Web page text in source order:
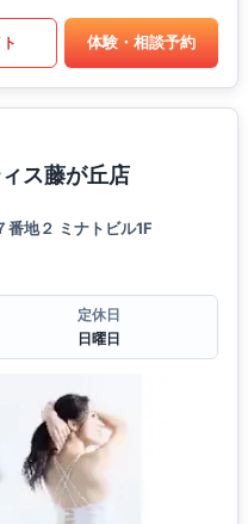
体験・相談予約
ス藤が丘店
番地２ ミナトビル1F
定休日
日曜日